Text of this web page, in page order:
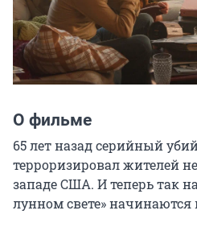
О фильме
65 лет назад серийный
терроризировал жителей
западе США. И теперь так
лунном свете» начинаются